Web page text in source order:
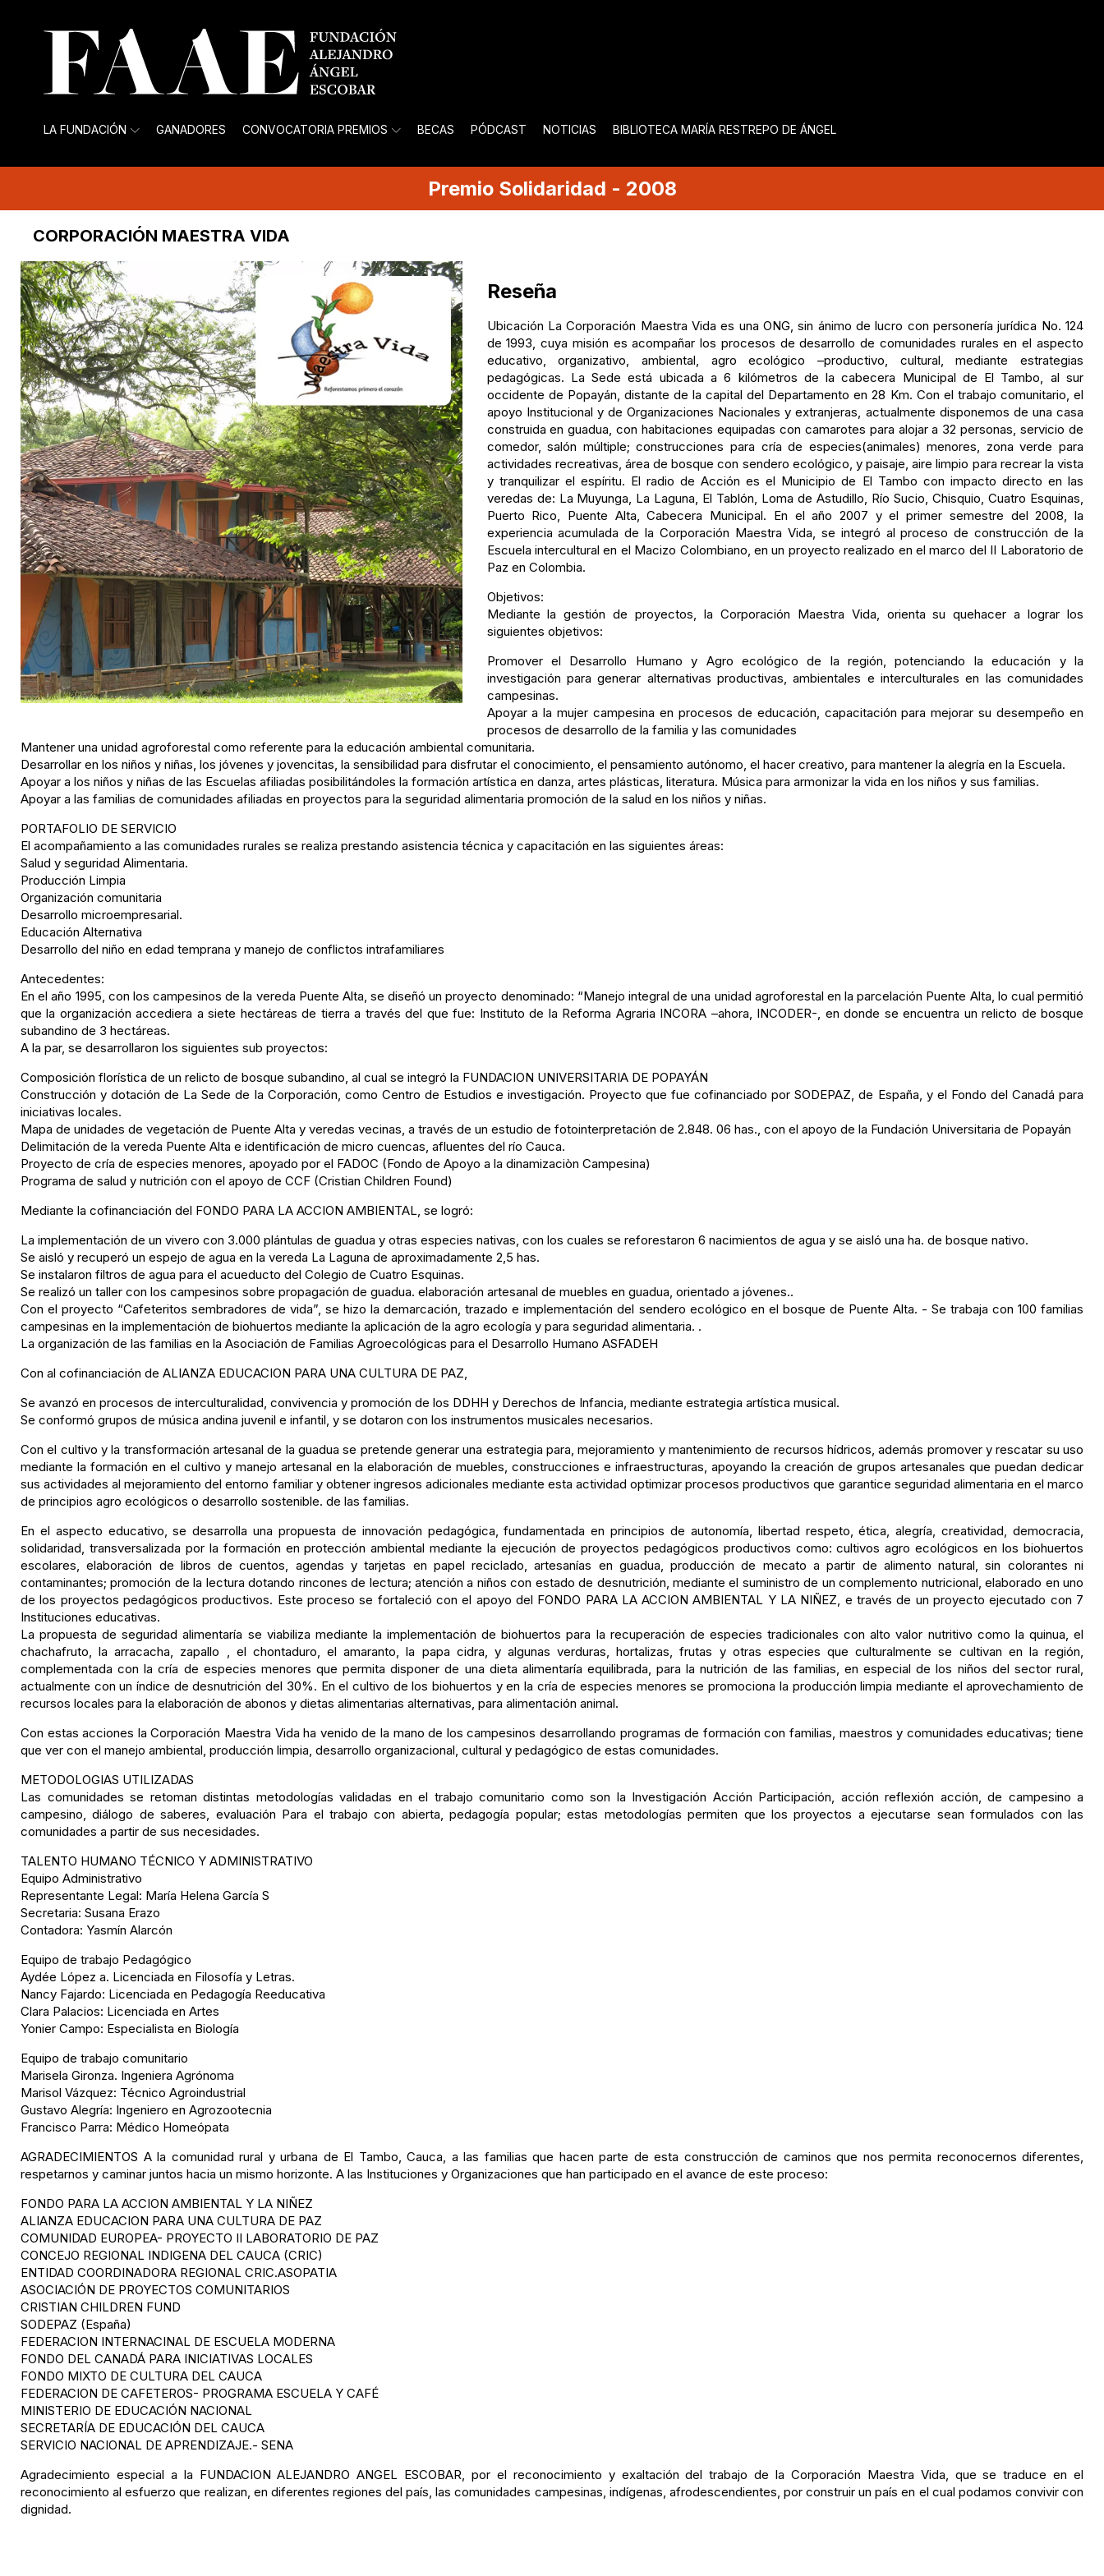
LA FUNDACIÓN GANADORES CONVOCATORIA PREMIOS BECAS PÓDCAST NOTICIAS BIBLIOTECA MARÍA RESTREPO DE ÁNGEL
Premio Solidaridad - 2008
CORPORACIÓN MAESTRA VIDA
Reseña
Ubicación La Corporación Maestra Vida es una ONG, sin ánimo de lucro con personería jurídica No. 124
de 1993, cuya misión es acompañar los procesos de desarrollo de comunidades rurales en el aspecto
educativo, organizativo, ambiental, agro ecológico –productivo, cultural, mediante estrategias
pedagógicas. La Sede está ubicada a 6 kilómetros de la cabecera Municipal de El Tambo, al sur
occidente de Popayán, distante de la capital del Departamento en 28 Km. Con el trabajo comunitario, el
apoyo Institucional y de Organizaciones Nacionales y extranjeras, actualmente disponemos de una casa
construida en guadua, con habitaciones equipadas con camarotes para alojar a 32 personas, servicio de
comedor, salón múltiple; construcciones para cría de especies(animales) menores, zona verde para
actividades recreativas, área de bosque con sendero ecológico, y paisaje, aire limpio para recrear la vista
y tranquilizar el espíritu. El radio de Acción es el Municipio de El Tambo con impacto directo en las
veredas de: La Muyunga, La Laguna, El Tablón, Loma de Astudillo, Río Sucio, Chisquio, Cuatro Esquinas,
Puerto Rico, Puente Alta, Cabecera Municipal. En el año 2007 y el primer semestre del 2008, la
experiencia acumulada de la Corporación Maestra Vida, se integró al proceso de construcción de la
Escuela intercultural en el Macizo Colombiano, en un proyecto realizado en el marco del II Laboratorio de
Paz en Colombia.
Objetivos:
Mediante la gestión de proyectos, la Corporación Maestra Vida, orienta su quehacer a lograr los
siguientes objetivos:
Promover el Desarrollo Humano y Agro ecológico de la región, potenciando la educación y la
investigación para generar alternativas productivas, ambientales e interculturales en las comunidades
campesinas.
Apoyar a la mujer campesina en procesos de educación, capacitación para mejorar su desempeño en
procesos de desarrollo de la familia y las comunidades
Mantener una unidad agroforestal como referente para la educación ambiental comunitaria.
Desarrollar en los niños y niñas, los jóvenes y jovencitas, la sensibilidad para disfrutar el conocimiento, el pensamiento autónomo, el hacer creativo, para mantener la alegría en la Escuela.
Apoyar a los niños y niñas de las Escuelas afiliadas posibilitándoles la formación artística en danza, artes plásticas, literatura. Música para armonizar la vida en los niños y sus familias.
Apoyar a las familias de comunidades afiliadas en proyectos para la seguridad alimentaria promoción de la salud en los niños y niñas.
PORTAFOLIO DE SERVICIO
El acompañamiento a las comunidades rurales se realiza prestando asistencia técnica y capacitación en las siguientes áreas:
Salud y seguridad Alimentaria.
Producción Limpia
Organización comunitaria
Desarrollo microempresarial.
Educación Alternativa
Desarrollo del niño en edad temprana y manejo de conflictos intrafamiliares
Antecedentes:
En el año 1995, con los campesinos de la vereda Puente Alta, se diseñó un proyecto denominado: “Manejo integral de una unidad agroforestal en la parcelación Puente Alta, lo cual permitió
que la organización accediera a siete hectáreas de tierra a través del que fue: Instituto de la Reforma Agraria INCORA –ahora, INCODER-, en donde se encuentra un relicto de bosque
subandino de 3 hectáreas.
A la par, se desarrollaron los siguientes sub proyectos:
Composición florística de un relicto de bosque subandino, al cual se integró la FUNDACION UNIVERSITARIA DE POPAYÁN
Construcción y dotación de La Sede de la Corporación, como Centro de Estudios e investigación. Proyecto que fue cofinanciado por SODEPAZ, de España, y el Fondo del Canadá para
iniciativas locales.
Mapa de unidades de vegetación de Puente Alta y veredas vecinas, a través de un estudio de fotointerpretación de 2.848. 06 has., con el apoyo de la Fundación Universitaria de Popayán
Delimitación de la vereda Puente Alta e identificación de micro cuencas, afluentes del río Cauca.
Proyecto de cría de especies menores, apoyado por el FADOC (Fondo de Apoyo a la dinamizaciòn Campesina)
Programa de salud y nutrición con el apoyo de CCF (Cristian Children Found)
Mediante la cofinanciación del FONDO PARA LA ACCION AMBIENTAL, se logró:
La implementación de un vivero con 3.000 plántulas de guadua y otras especies nativas, con los cuales se reforestaron 6 nacimientos de agua y se aisló una ha. de bosque nativo.
Se aisló y recuperó un espejo de agua en la vereda La Laguna de aproximadamente 2,5 has.
Se instalaron filtros de agua para el acueducto del Colegio de Cuatro Esquinas.
Se realizó un taller con los campesinos sobre propagación de guadua. elaboración artesanal de muebles en guadua, orientado a jóvenes..
Con el proyecto “Cafeteritos sembradores de vida”, se hizo la demarcación, trazado e implementación del sendero ecológico en el bosque de Puente Alta. - Se trabaja con 100 familias
campesinas en la implementación de biohuertos mediante la aplicación de la agro ecología y para seguridad alimentaria. .
La organización de las familias en la Asociación de Familias Agroecológicas para el Desarrollo Humano ASFADEH
Con al cofinanciación de ALIANZA EDUCACION PARA UNA CULTURA DE PAZ,
Se avanzó en procesos de interculturalidad, convivencia y promoción de los DDHH y Derechos de Infancia, mediante estrategia artística musical.
Se conformó grupos de música andina juvenil e infantil, y se dotaron con los instrumentos musicales necesarios.
Con el cultivo y la transformación artesanal de la guadua se pretende generar una estrategia para, mejoramiento y mantenimiento de recursos hídricos, además promover y rescatar su uso
mediante la formación en el cultivo y manejo artesanal en la elaboración de muebles, construcciones e infraestructuras, apoyando la creación de grupos artesanales que puedan dedicar
sus actividades al mejoramiento del entorno familiar y obtener ingresos adicionales mediante esta actividad optimizar procesos productivos que garantice seguridad alimentaria en el marco
de principios agro ecológicos o desarrollo sostenible. de las familias.
En el aspecto educativo, se desarrolla una propuesta de innovación pedagógica, fundamentada en principios de autonomía, libertad respeto, ética, alegría, creatividad, democracia,
solidaridad, transversalizada por la formación en protección ambiental mediante la ejecución de proyectos pedagógicos productivos como: cultivos agro ecológicos en los biohuertos
escolares, elaboración de libros de cuentos, agendas y tarjetas en papel reciclado, artesanías en guadua, producción de mecato a partir de alimento natural, sin colorantes ni
contaminantes; promoción de la lectura dotando rincones de lectura; atención a niños con estado de desnutrición, mediante el suministro de un complemento nutricional, elaborado en uno
de los proyectos pedagógicos productivos. Este proceso se fortaleció con el apoyo del FONDO PARA LA ACCION AMBIENTAL Y LA NIÑEZ, e través de un proyecto ejecutado con 7
Instituciones educativas.
La propuesta de seguridad alimentaría se viabiliza mediante la implementación de biohuertos para la recuperación de especies tradicionales con alto valor nutritivo como la quinua, el
chachafruto, la arracacha, zapallo , el chontaduro, el amaranto, la papa cidra, y algunas verduras, hortalizas, frutas y otras especies que culturalmente se cultivan en la región,
complementada con la cría de especies menores que permita disponer de una dieta alimentaría equilibrada, para la nutrición de las familias, en especial de los niños del sector rural,
actualmente con un índice de desnutrición del 30%. En el cultivo de los biohuertos y en la cría de especies menores se promociona la producción limpia mediante el aprovechamiento de
recursos locales para la elaboración de abonos y dietas alimentarias alternativas, para alimentación animal.
Con estas acciones la Corporación Maestra Vida ha venido de la mano de los campesinos desarrollando programas de formación con familias, maestros y comunidades educativas; tiene
que ver con el manejo ambiental, producción limpia, desarrollo organizacional, cultural y pedagógico de estas comunidades.
METODOLOGIAS UTILIZADAS
Las comunidades se retoman distintas metodologías validadas en el trabajo comunitario como son la Investigación Acción Participación, acción reflexión acción, de campesino a
campesino, diálogo de saberes, evaluación Para el trabajo con abierta, pedagogía popular; estas metodologías permiten que los proyectos a ejecutarse sean formulados con las
comunidades a partir de sus necesidades.
TALENTO HUMANO TÉCNICO Y ADMINISTRATIVO
Equipo Administrativo
Representante Legal: María Helena García S
Secretaria: Susana Erazo
Contadora: Yasmín Alarcón
Equipo de trabajo Pedagógico
Aydée López a. Licenciada en Filosofía y Letras.
Nancy Fajardo: Licenciada en Pedagogía Reeducativa
Clara Palacios: Licenciada en Artes
Yonier Campo: Especialista en Biología
Equipo de trabajo comunitario
Marisela Gironza. Ingeniera Agrónoma
Marisol Vázquez: Técnico Agroindustrial
Gustavo Alegría: Ingeniero en Agrozootecnia
Francisco Parra: Médico Homeópata
AGRADECIMIENTOS A la comunidad rural y urbana de El Tambo, Cauca, a las familias que hacen parte de esta construcción de caminos que nos permita reconocernos diferentes,
respetarnos y caminar juntos hacia un mismo horizonte. A las Instituciones y Organizaciones que han participado en el avance de este proceso:
FONDO PARA LA ACCION AMBIENTAL Y LA NIÑEZ
ALIANZA EDUCACION PARA UNA CULTURA DE PAZ
COMUNIDAD EUROPEA- PROYECTO II LABORATORIO DE PAZ
CONCEJO REGIONAL INDIGENA DEL CAUCA (CRIC)
ENTIDAD COORDINADORA REGIONAL CRIC.ASOPATIA
ASOCIACIÓN DE PROYECTOS COMUNITARIOS
CRISTIAN CHILDREN FUND
SODEPAZ (España)
FEDERACION INTERNACINAL DE ESCUELA MODERNA
FONDO DEL CANADÁ PARA INICIATIVAS LOCALES
FONDO MIXTO DE CULTURA DEL CAUCA
FEDERACION DE CAFETEROS- PROGRAMA ESCUELA Y CAFÉ
MINISTERIO DE EDUCACIÓN NACIONAL
SECRETARÍA DE EDUCACIÓN DEL CAUCA
SERVICIO NACIONAL DE APRENDIZAJE.- SENA
Agradecimiento especial a la FUNDACION ALEJANDRO ANGEL ESCOBAR, por el reconocimiento y exaltación del trabajo de la Corporación Maestra Vida, que se traduce en el
reconocimiento al esfuerzo que realizan, en diferentes regiones del país, las comunidades campesinas, indígenas, afrodescendientes, por construir un país en el cual podamos convivir con
dignidad.